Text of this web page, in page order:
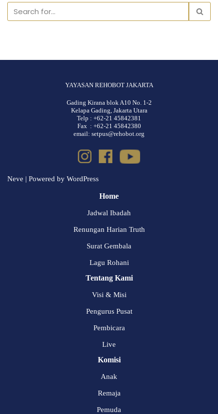
YAYASAN REHOBOT JAKARTA
Gading Kirana blok A10 No. 1-2
Kelapa Gading, Jakarta Utara
Telp : +62-21 45842381
Fax : +62-21 45842380
email: setpus@rehobot.org
Neve | Powered by WordPress
Home
Jadwal Ibadah
Renungan Harian Truth
Surat Gembala
Lagu Rohani
Tentang Kami
Visi & Misi
Pengurus Pusat
Pembicara
Live
Komisi
Anak
Remaja
Pemuda